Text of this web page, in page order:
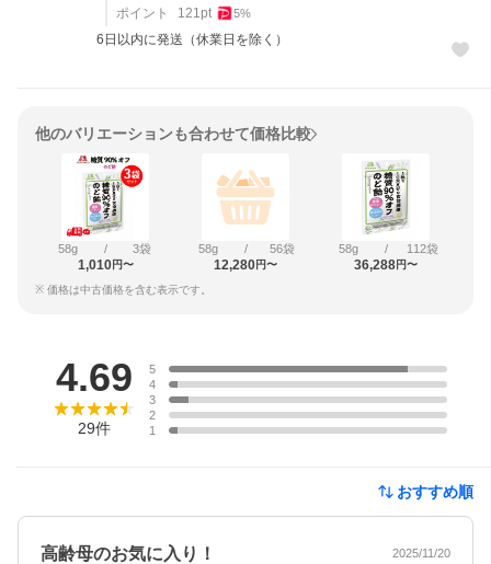
ポイント
121pt 5%
6日以内に発送（休業日を除く）
他のバリエーションも合わせて価格比較
58g / 3袋
1,010円〜
58g / 56袋
12,280円〜
58g / 112袋
36,288円〜
※ 価格は中古価格を含む表示です。
4.69
29件
5
4
3
2
1
おすすめ順
高齢母のお気に入り！ 2025/11/20